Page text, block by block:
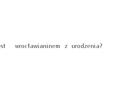
wrocławianinem z urodzenia?